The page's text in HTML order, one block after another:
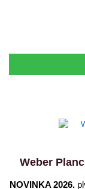
Weber
NOVINKA 2026.